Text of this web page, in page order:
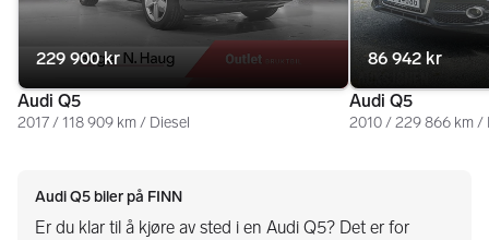
229 900 kr
Audi Q5
2017 / 118 909 km / Diesel
86 942 kr
Audi Q5
2010 / 229 866 km /
Audi Q5 biler på FINN
Er du klar til å kjøre av sted i en Audi Q5? Det er for